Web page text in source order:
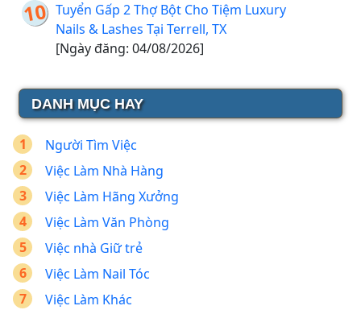
Tuyển Gấp 2 Thợ Bột Cho Tiệm Luxury
Nails & Lashes Tại Terrell, TX
[Ngày đăng: 04/08/2026]
DANH MỤC HAY
Người Tìm Việc
Việc Làm Nhà Hàng
Việc Làm Hãng Xưởng
Việc Làm Văn Phòng
Việc nhà Giữ trẻ
Việc Làm Nail Tóc
Việc Làm Khác